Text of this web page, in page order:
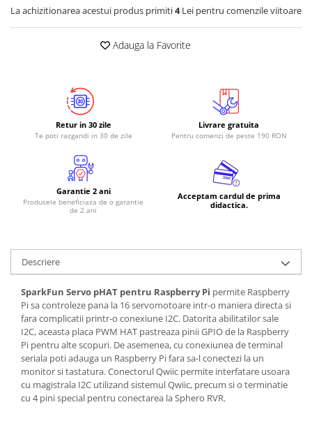
RTC
Breadboard
Cabluri
Sticker
Condensatoare
Generale
LED
Microcontrollere AVR
PCB - Placute Circuit
Rezistoare
Creion 3D 3Doodler
La achizitionarea acestui produs primiti4Lei pentru comenzile viitoare
Adauga la Favorite
Retur in 30 zile
Te poti razgandi in 30 de zile
Livrare gratuita
Pentru comenzi de peste 190 RON
Garantie 2 ani
Produsele beneficiaza de o garantie
de 2 ani
Acceptam cardul de prima
didactica.
Descriere
SparkFun Servo pHAT pentru Raspberry Pi permite Raspberry
Pi sa controleze pana la 16 servomotoare intr-o maniera directa si
fara complicatii printr-o conexiune I2C. Datorita abilitatilor sale
I2C, aceasta placa PWM HAT pastreaza pinii GPIO de la Raspberry
Pi pentru alte scopuri. De asemenea, cu conexiunea de terminal
seriala poti adauga un Raspberry Pi fara sa-l conectezi la un
monitor si tastatura. Conectorul Qwiic permite interfatare usoara
cu magistrala I2C utilizand sistemul Qwiic, precum si o terminatie
cu 4 pini special pentru conectarea la Sphero RVR.